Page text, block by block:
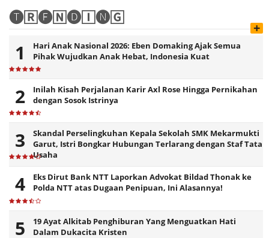
🅣🅁🅔🄽🅓🄸🅝🄶
+
Hari Anak Nasional 2026: Eben Domaking Ajak Semua
Pihak Wujudkan Anak Hebat, Indonesia Kuat
Inilah Kisah Perjalanan Karir Axl Rose Hingga Pernikahan
dengan Sosok Istrinya
Skandal Perselingkuhan Kepala Sekolah SMK Mekarmukti
Garut, Istri Bongkar Hubungan Terlarang dengan Staf Tata
Usaha
Eks Dirut Bank NTT Laporkan Advokat Bildad Thonak ke
Polda NTT atas Dugaan Penipuan, Ini Alasannya!
19 Ayat Alkitab Penghiburan Yang Menguatkan Hati
Dalam Dukacita Kristen